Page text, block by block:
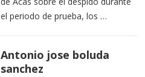
el periodo de prueba, los …
Antonio jose boluda
sanchez